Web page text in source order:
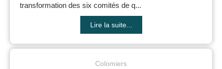
transformation des six comités de q...
Lire la suite...
Colomiers